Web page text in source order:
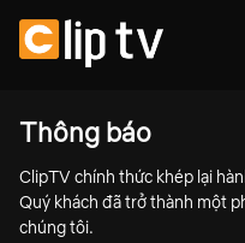
Thông báo
ClipTV chính thức khép lại
Quý khách đã trở thành một
chúng tôi.